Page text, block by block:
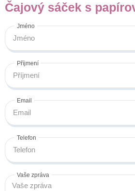
Čajový sáček s
Jméno
Příjmení
Email
Telefon
Vaše zpráva